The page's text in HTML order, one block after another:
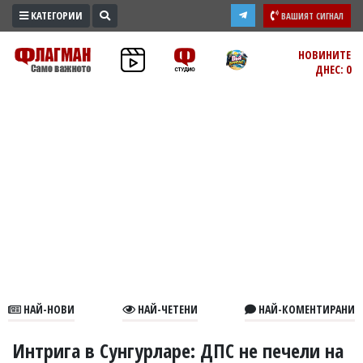
ПРОМО
ЗОНА
В
КАТЕГОРИИ ВАШИЯТ СИГНАЛ
НОВИНИТЕ
ДНЕС: 0
НАЙ-НОВИ НАЙ-ЧЕТЕНИ НАЙ-КОМЕНТИРАНИ
Интрига в Сунгурларе: ДПС не печели на